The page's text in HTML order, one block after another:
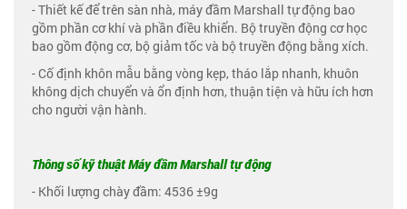
- Thiết kế để trên sàn nhà, máy đầm Marshall tự động bao
gồm phần cơ khí và phần điều khiển. Bộ truyền động cơ học
bao gồm động cơ, bộ giảm tốc và bộ truyền động bằng xích.
- Cố định khôn mẫu bằng vòng kẹp, tháo lắp nhanh, khuôn
không dịch chuyển và ổn định hơn, thuận tiện và hữu ích hơn
cho người vận hành.
Thông số kỹ thuật Máy đầm Marshall tự động
- Khối lượng chày đầm: 4536 ±9g